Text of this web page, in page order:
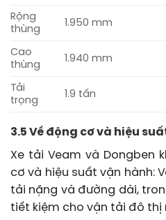
Rộng
thùng
1.950 mm
Cao
thùng
1.940 mm
Tải
trọng
1.9 tấn
3.5 Về động cơ và hiệu
Xe tải Veam và Dongben
cơ và hiệu suất vận hành:
tải nặng và đường dài,
tiết kiệm cho vận tải đô thị